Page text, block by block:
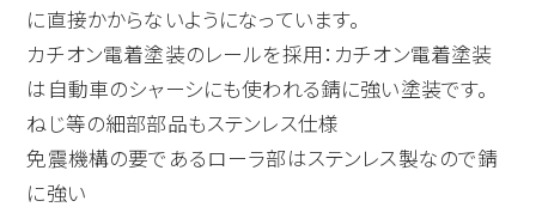
に直接かからないようになっています。
カチオン電着塗装のレールを採用：カチオン電着塗装
は自動車のシャーシにも使われる錆に強い塗装です。
ねじ等の細部部品もステンレス仕様
免震機構の要であるローラ部はステンレス製なので錆
に強い